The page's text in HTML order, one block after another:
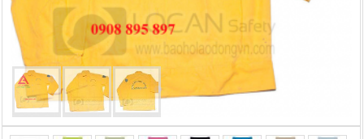
Cọc giao thông, rào chắn công trình
Bình chữa cháy, cứu hỏa
Chính sách bảo mật thông tin